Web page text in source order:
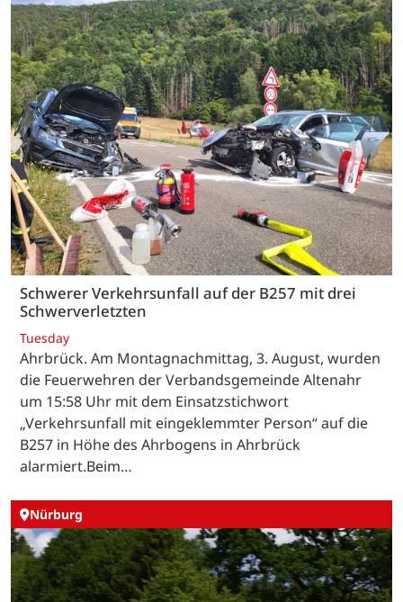
Schwerer Verkehrsunfall auf der B257 mit drei
Schwerverletzten
Tuesday
Ahrbrück. Am Montagnachmittag, 3. August, wurden
die Feuerwehren der Verbandsgemeinde Altenahr
um 15:58 Uhr mit dem Einsatzstichwort
„Verkehrsunfall mit eingeklemmter Person“ auf die
B257 in Höhe des Ahrbogens in Ahrbrück
alarmiert.Beim…
Nürburg